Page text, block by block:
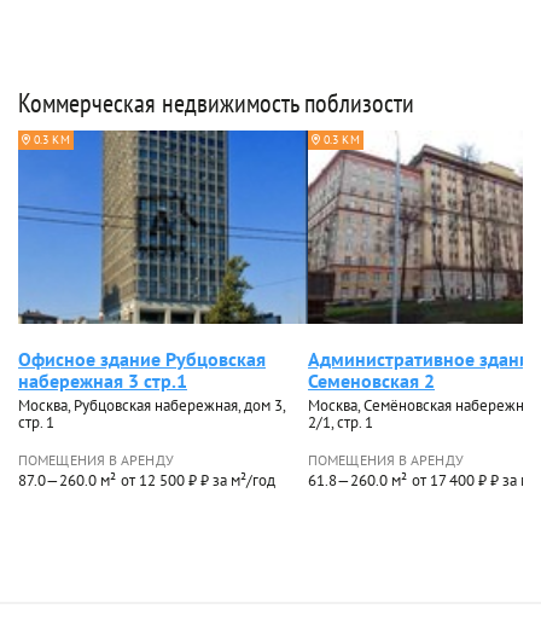
Коммерческая недвижимость поблизости
0.3 КМ
Офисное здание Рубцовская
набережная 3 стр.1
Москва, Рубцовская набережная, дом 3,
стр. 1
ПОМЕЩЕНИЯ В АРЕНДУ
87.0—260.0 м² от 12 500 ₽ ₽ за м²/год
0.3 КМ
Административное здание
Семеновская 2
Москва, Семёновская
2/1, стр. 1
ПОМЕЩЕНИЯ В АРЕНДУ
61.8—260.0 м² от 17 400 ₽ ₽ за